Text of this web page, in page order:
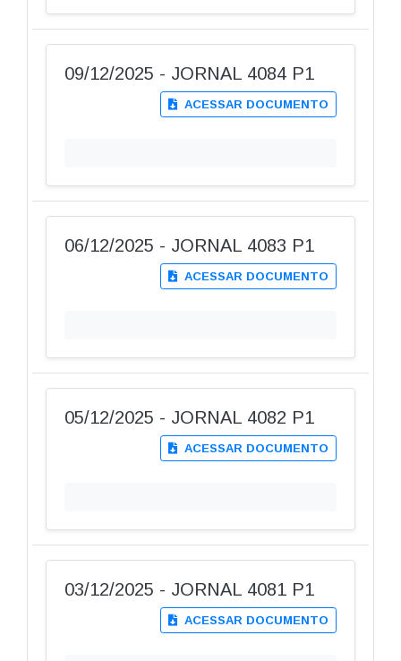
09/12/2025 - JORNAL 4084 P1
ACESSAR DOCUMENTO
06/12/2025 - JORNAL 4083 P1
ACESSAR DOCUMENTO
05/12/2025 - JORNAL 4082 P1
ACESSAR DOCUMENTO
03/12/2025 - JORNAL 4081 P1
ACESSAR DOCUMENTO